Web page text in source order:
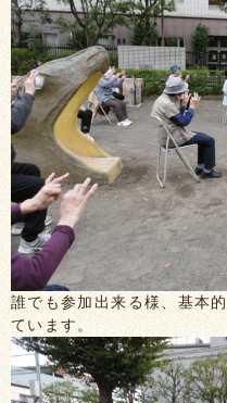
誰でも参加出来る様、基本
ています。